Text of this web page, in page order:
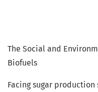
The Social and
Biofuels
Facing sugar